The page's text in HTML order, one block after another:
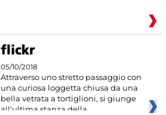
05/10/2018
Attraverso uno stretto passaggio con
una curiosa loggetta chiusa da una
bella vetrata a tortiglioni, si giunge
all'ultima stanza della